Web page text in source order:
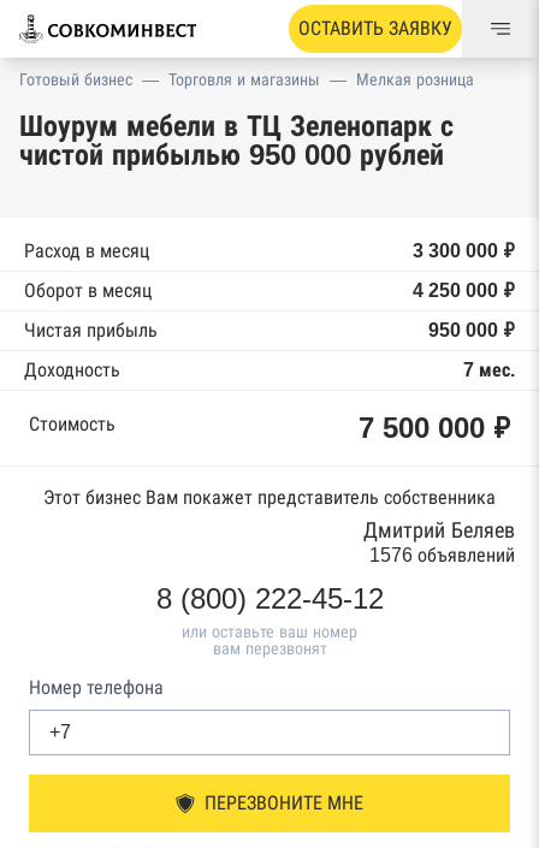
ОСТАВИТЬ ЗАЯВКУ
Готовый бизнес — Торговля и магазины — Мелкая розница
Шоурум мебели в ТЦ Зеленопарк с
чистой прибылью 950 000 рублей
Расход в месяц
3 300 000 ₽
Оборот в месяц
4 250 000 ₽
Чистая прибыль
950 000 ₽
Доходность
7 мес.
Стоимость 7 500 000 ₽
Этот бизнес Вам покажет представитель собственника
Дмитрий Беляев
1576 объявлений
8 (800) 222-45-12
или оставьте ваш номер
вам перезвонят
Номер телефона
ПЕРЕЗВОНИТЕ МНЕ